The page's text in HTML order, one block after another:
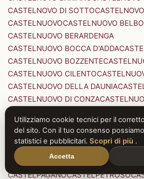
CASTELNOVO DI SOTTO
CASTELNUOVOCASTELNUOVO BELBO
CASTELNUOVO BERARDENGA
CASTELNUOVO BOCCA D'ADDA
CASTELNUOVO BOZZENTE
CASTELNUOVO CILENTO
CASTELNUOVO DELLA DAUNIA
CASTELNUOVO DI CONZA
CASTELNUOVO DI PORTO
CASTELNUOVO MAGRA
CASTELNUOVO PARANO
CASTELNUOVO SCRIVIA
CASTELPAGANOCASTELPETROSO
Utilizziamo cookie tecnici per il
del sito. Con il tuo consenso
statistici e pubblicitari. Scopri di più .
Accetta